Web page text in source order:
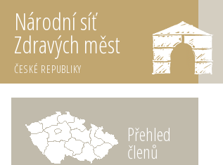
Národní síť
Zdravých měst
ČESKÉ REPUBLIKY
Přehled
členů